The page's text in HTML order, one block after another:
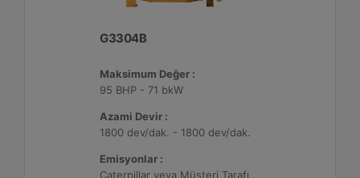
G3304B
Maksimum Değer :
95 BHP - 71 bkW
Azami Devir :
1800 dev/dak. - 1800 dev/dak.
Emisyonlar :
Caterpillar veya Müşteri Tarafından Sağlanan AFRC ve Müşteri Tarafından Sağlanan Atık Arıtma ile NSPS Saha Uyumluluğuna Sahiptir, 0,5 ve 1,0 g/bhp-sa. NOx